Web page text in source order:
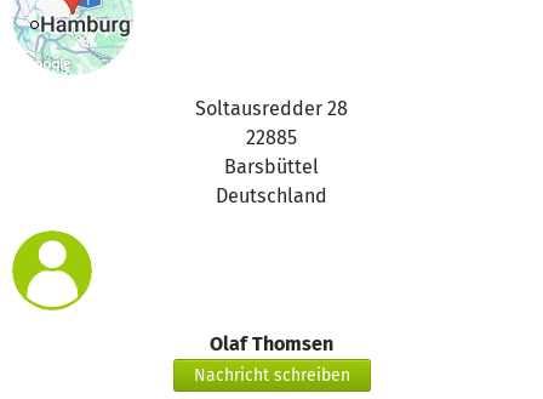
Soltausredder 28
22885
Barsbüttel
Deutschland
Olaf Thomsen
Nachricht schreiben